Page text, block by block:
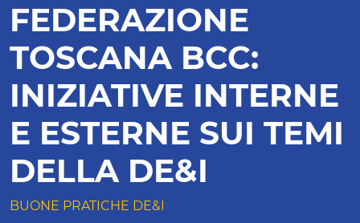
FEDERAZIONE
TOSCANA BCC:
INIZIATIVE INTERNE
E ESTERNE SUI TEMI
DELLA DE&I
BUONE PRATICHE DE&I